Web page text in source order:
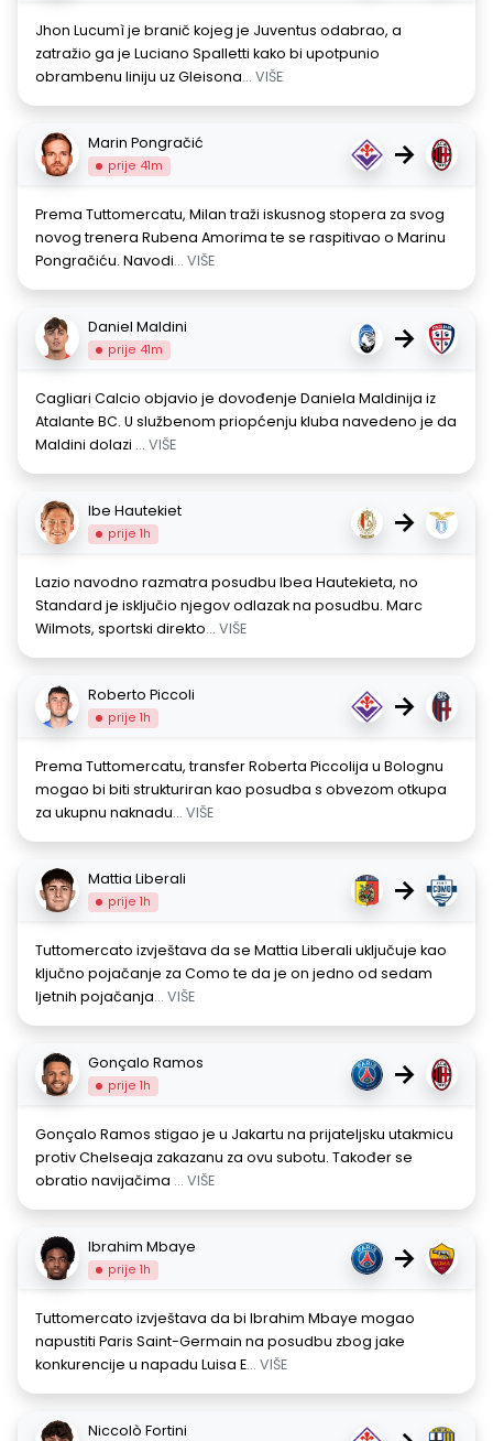
Jhon Lucumì je branič kojeg je Juventus odabrao, a
zatražio ga je Luciano Spalletti kako bi upotpunio
obrambenu liniju uz Gleisona... VIŠE
Marin Pongračić
prije 41m →
Prema Tuttomercatu, Milan traži iskusnog stopera za svog
novog trenera Rubena Amorima te se raspitivao o Marinu
Pongračiću. Navodi... VIŠE
Daniel Maldini
prije 41m →
Cagliari Calcio objavio je dovođenje Daniela Maldinija iz
Atalante BC. U službenom priopćenju kluba navedeno je da
Maldini dolazi ... VIŠE
Ibe Hautekiet
prije 1h →
Lazio navodno razmatra posudbu Ibea Hautekieta, no
Standard je isključio njegov odlazak na posudbu. Marc
Wilmots, sportski direkto... VIŠE
Roberto Piccoli
prije 1h →
Prema Tuttomercatu, transfer Roberta Piccolija u Bolognu
mogao bi biti strukturiran kao posudba s obvezom otkupa
za ukupnu naknadu... VIŠE
Mattia Liberali
prije 1h →
Tuttomercato izvještava da se Mattia Liberali uključuje kao
ključno pojačanje za Como te da je on jedno od sedam
ljetnih pojačanja... VIŠE
Gonçalo Ramos
prije 1h →
Gonçalo Ramos stigao je u Jakartu na prijateljsku utakmicu
protiv Chelseaja zakazanu za ovu subotu. Također se
obratio navijačima ... VIŠE
Ibrahim Mbaye
prije 1h →
Tuttomercato izvještava da bi Ibrahim Mbaye mogao
napustiti Paris Saint-Germain na posudbu zbog jake
konkurencije u napadu Luisa E... VIŠE
Niccolò Fortini